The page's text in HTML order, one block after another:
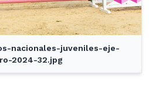
nacionales-juveniles-eje-
2024-32.jpg